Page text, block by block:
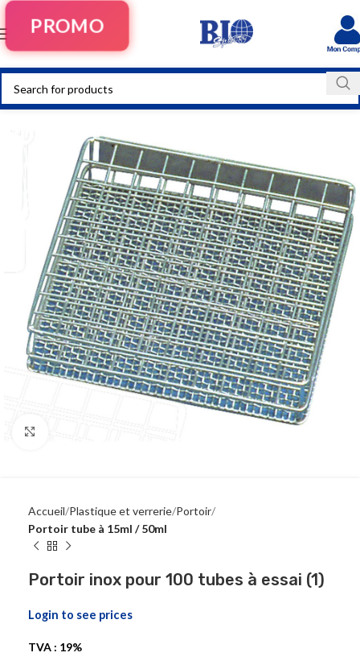
PROMO
Accueil Plastique et verrerie Portoir
Portoir tube à 15ml / 50ml
Portoir inox pour 100 tubes à essai (1)
Login to see prices
TVA : 19%